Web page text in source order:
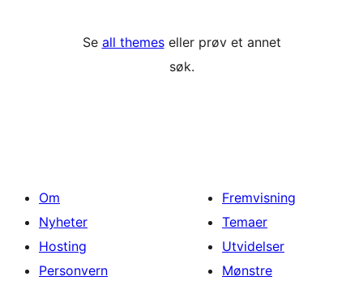
Se all themeseller prøv et annet
søk.
Om
Nyheter
Hosting
Personvern
Fremvisning
Temaer
Utvidelser
Mønstre